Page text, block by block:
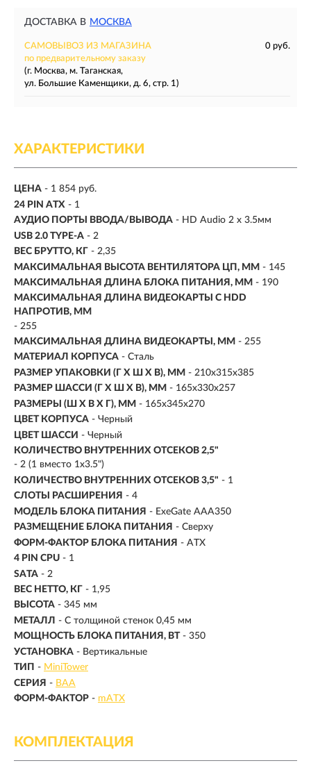
ДОСТАВКА В МОСКВА
САМОВЫВОЗ ИЗ МАГАЗИНА
0 руб.
по предварительному заказу
(г. Москва, м. Таганская,
ул. Большие Каменщики, д. 6, стр. 1)
ХАРАКТЕРИСТИКИ
ЦЕНА - 1 854 руб.
24 PIN ATX - 1
АУДИО ПОРТЫ ВВОДА/ВЫВОДА - HD Audio 2 x 3.5мм
USB 2.0 TYPE-A - 2
ВЕС БРУТТО, КГ - 2,35
МАКСИМАЛЬНАЯ ВЫСОТА ВЕНТИЛЯТОРА ЦП, ММ - 145
МАКСИМАЛЬНАЯ ДЛИНА БЛОКА ПИТАНИЯ, ММ - 190
МАКСИМАЛЬНАЯ ДЛИНА ВИДЕОКАРТЫ С HDD
НАПРОТИВ, ММ
- 255
МАКСИМАЛЬНАЯ ДЛИНА ВИДЕОКАРТЫ, ММ - 255
МАТЕРИАЛ КОРПУСА - Сталь
РАЗМЕР УПАКОВКИ (Г X Ш X B), ММ - 210x315x385
РАЗМЕР ШАССИ (Г X Ш X В), ММ - 165x330x257
РАЗМЕРЫ (Ш X В X Г), ММ - 165x345x270
ЦВЕТ КОРПУСА - Черный
ЦВЕТ ШАССИ - Черный
КОЛИЧЕСТВО ВНУТРЕННИХ ОТСЕКОВ 2,5"
- 2 (1 вместо 1x3.5")
КОЛИЧЕСТВО ВНУТРЕННИХ ОТСЕКОВ 3,5" - 1
СЛОТЫ РАСШИРЕНИЯ - 4
МОДЕЛЬ БЛОКА ПИТАНИЯ - ExeGate AAA350
РАЗМЕЩЕНИЕ БЛОКА ПИТАНИЯ - Сверху
ФОРМ-ФАКТОР БЛОКА ПИТАНИЯ - ATX
4 PIN CPU - 1
SATA - 2
ВЕС НЕТТО, КГ - 1,95
ВЫСОТА - 345 мм
МЕТАЛЛ - С толщиной стенок 0,45 мм
МОЩНОСТЬ БЛОКА ПИТАНИЯ, ВТ - 350
УСТАНОВКА - Вертикальные
ТИП - MiniTower
СЕРИЯ - BAA
ФОРМ-ФАКТОР - mATX
КОМПЛЕКТАЦИЯ